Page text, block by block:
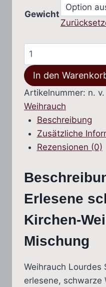
Gewicht
Lourdes
Schwarz
(sorgenfrei)
Menge
In den
Artikelnummer: n. v.
Weihrauch
Beschreibung
Zusätzliche
Rezensionen (0)
Erlesene
Kirchen-
Mischung
Weihrauch Lourdes
erlesene, schwarze